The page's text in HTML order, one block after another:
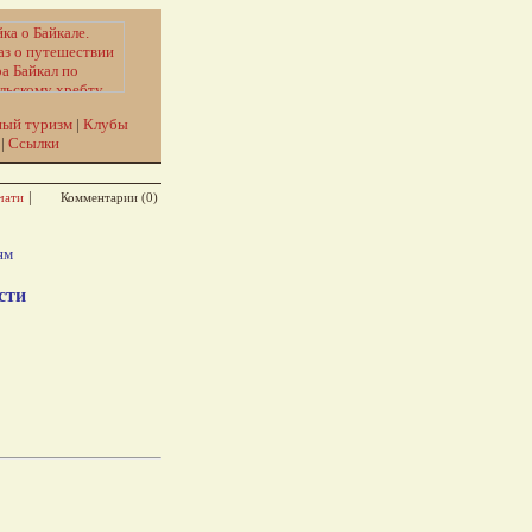
туризм| Клубы
Ссылки
| Комментарии (0)